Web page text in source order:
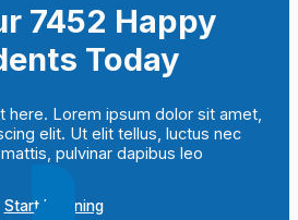
7452 Happy
Today!
here. Lorem ipsum dolor sit amet,
elit. Ut elit tellus, luctus nec
pulvinar dapibus leo.​
Start Learning